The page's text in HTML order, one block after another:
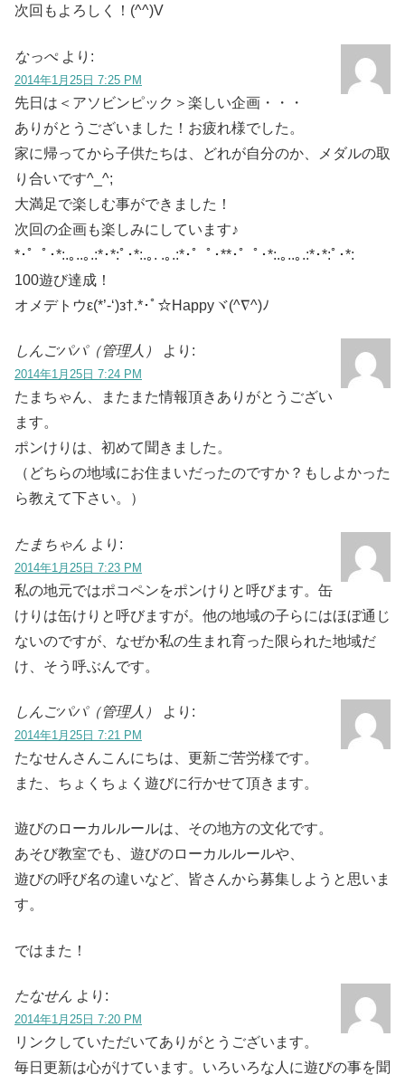
次回もよろしく！(^^)V
なっぺ より:
2014年1月25日 7:25 PM
先日は＜アソビンピック＞楽しい企画・・・
ありがとうございました！お疲れ様でした。
家に帰ってから子供たちは、どれが自分のか、メダルの取
り合いです^_^;
大満足で楽しむ事ができました！
次回の企画も楽しみにしています♪
*･゜ﾟ･*:.｡..｡.:*･*:ﾟ･*:.｡. .｡.:*･゜ﾟ･**･゜ﾟ･*:.｡..｡.:*･*:ﾟ･*:
100遊び達成！
オメデトウε(*’-‘)з†.*･ﾟ☆Happyヾ(^∇^)ﾉ
しんごパパ（管理人） より:
2014年1月25日 7:24 PM
たまちゃん、またまた情報頂きありがとうござい
ます。
ポンけりは、初めて聞きました。
（どちらの地域にお住まいだったのですか？もしよかった
ら教えて下さい。）
たまちゃん より:
2014年1月25日 7:23 PM
私の地元ではポコペンをポンけりと呼びます。缶
けりは缶けりと呼びますが。他の地域の子らにはほぼ通じ
ないのですが、なぜか私の生まれ育った限られた地域だ
け、そう呼ぶんです。
しんごパパ（管理人） より:
2014年1月25日 7:21 PM
たなせんさんこんにちは、更新ご苦労様です。
また、ちょくちょく遊びに行かせて頂きます。
遊びのローカルルールは、その地方の文化です。
あそび教室でも、遊びのローカルルールや、
遊びの呼び名の違いなど、皆さんから募集しようと思いま
す。
ではまた！
たなせん より:
2014年1月25日 7:20 PM
リンクしていただいてありがとうございます。
毎日更新は心がけています。いろいろな人に遊びの事を聞